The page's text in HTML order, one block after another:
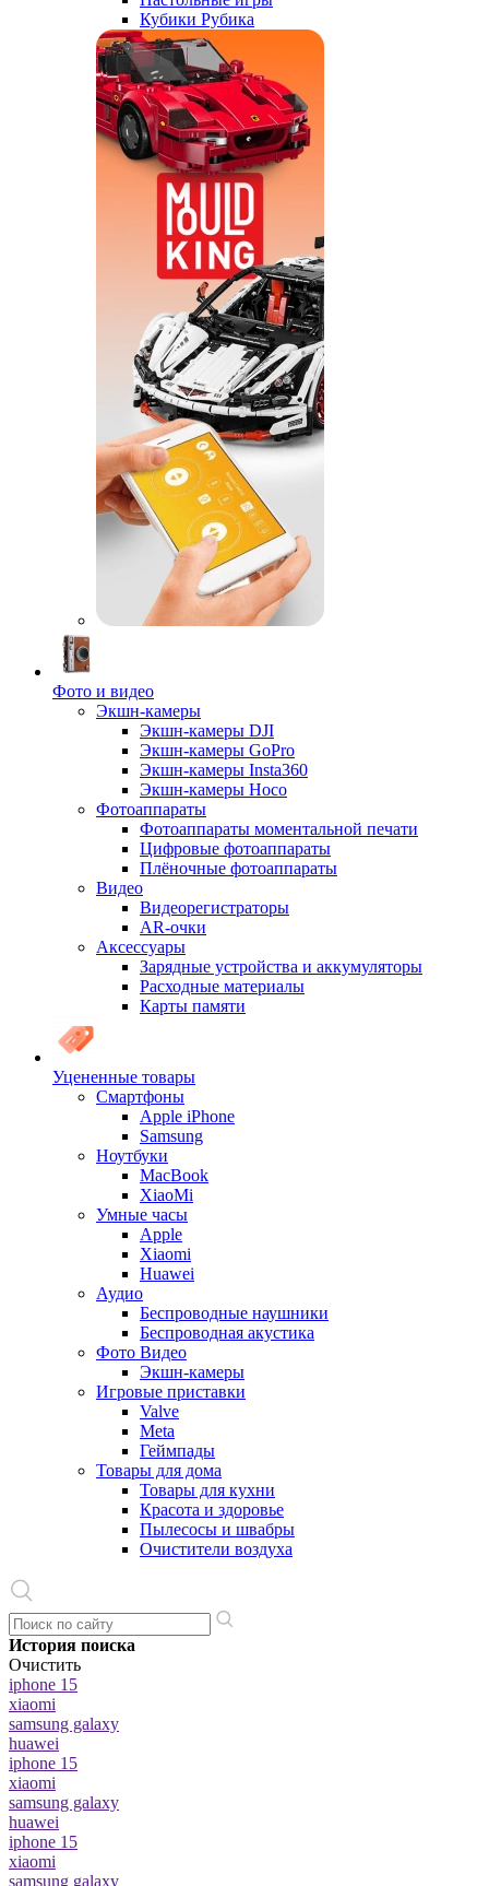
Кубики Рубика
Фото и видео
Экшн-камеры
Экшн-камеры DJI
Экшн-камеры GoPro
Экшн-камеры Insta360
Экшн-камеры Hoco
Фотоаппараты
Фотоаппараты моментальной печати
Цифровые фотоаппараты
Плёночные фотоаппараты
Видео
Видеорегистраторы
AR-очки
Аксессуары
Зарядные устройства и аккумуляторы
Расходные материалы
Карты памяти
Уцененные товары
Cмартфоны
Apple iPhone
Samsung
Ноутбуки
MacBook
XiaoMi
Умные часы
Apple
Xiaomi
Huawei
Аудио
Беспроводные наушники
Беспроводная акустика
Фото Видео
Экшн-камеры
Игровые приставки
Valve
Meta
Геймпады
Товары для дома
Товары для кухни
Красота и здоровье
Пылесосы и швабры
Очистители воздуха
История поиска
Очистить
iphone 15
xiaomi
samsung galaxy
huawei
iphone 15
xiaomi
samsung galaxy
huawei
iphone 15
xiaomi
samsung galaxy